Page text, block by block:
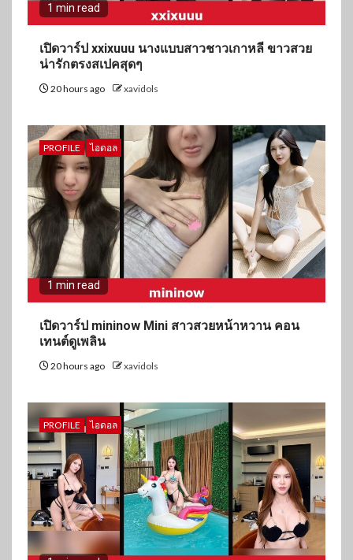
1 min read
เปิดวาร์ป xxixuuu นางแบบสาวชาวเกาหลี ขาวสวย
น่ารักตรงสเปคสุดๆ
20 hours ago xavidols
PROFILE ไอดอล
1 min read
เปิดวาร์ป mininow Mini สาวสวยหน้าหวาน คอน
เทนต์ดูเพลิน
20 hours ago xavidols
PROFILE ไอดอล